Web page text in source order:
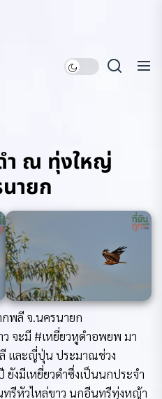
ำ ณ ทุ่งใหญ่
ายก
พลี จ.นครนายก
จะมี #เหยี่ยวหูดำอพยพ มา
ลี และญี่ปุ่น ประมาณช่วง
งมีเหยี่ยวดำซึ่งเป็นนกประจำ
รีหัวไหล่ขาว นกอีนทรีทุ่งหญ้า